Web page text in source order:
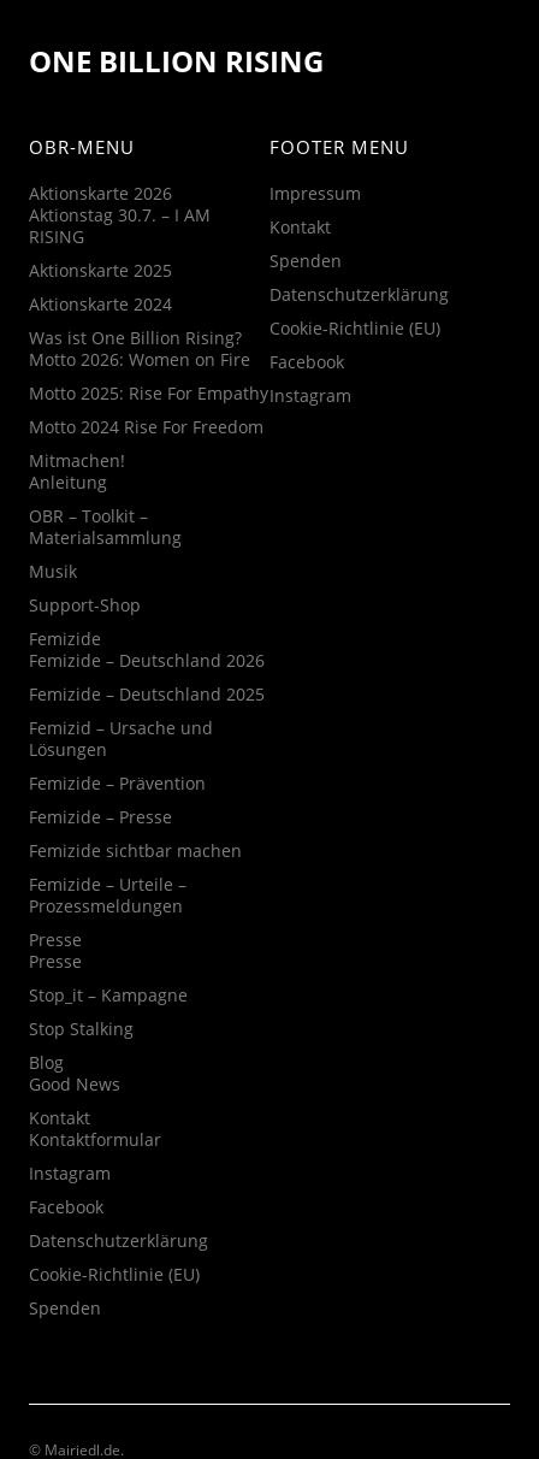
ONE BILLION RISING
OBR-MENU
Aktionskarte 2026
Aktionstag 30.7. – I AM
RISING
Aktionskarte 2025
Aktionskarte 2024
Was ist One Billion Rising?
Motto 2026: Women on Fire
Motto 2025: Rise For Empathy
Motto 2024 Rise For Freedom
Mitmachen!
Anleitung
OBR – Toolkit –
Materialsammlung
Musik
Support-Shop
Femizide
Femizide – Deutschland 2026
Femizide – Deutschland 2025
Femizid – Ursache und
Lösungen
Femizide – Prävention
Femizide – Presse
Femizide sichtbar machen
Femizide – Urteile –
Prozessmeldungen
Presse
Presse
Stop_it – Kampagne
Stop Stalking
Blog
Good News
Kontakt
Kontaktformular
Instagram
Facebook
Datenschutzerklärung
Cookie-Richtlinie (EU)
Spenden
FOOTER MENU
Impressum
Kontakt
Spenden
Datenschutzerklärung
Cookie-Richtlinie (EU)
Facebook
Instagram
© Mairiedl.de